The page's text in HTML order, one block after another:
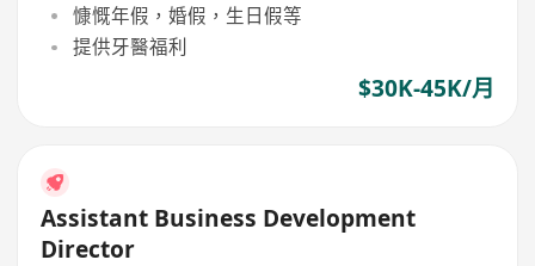
慷慨年假，婚假，生日假等
提供牙醫福利
$30K-45K/月
Assistant Business Development
Director